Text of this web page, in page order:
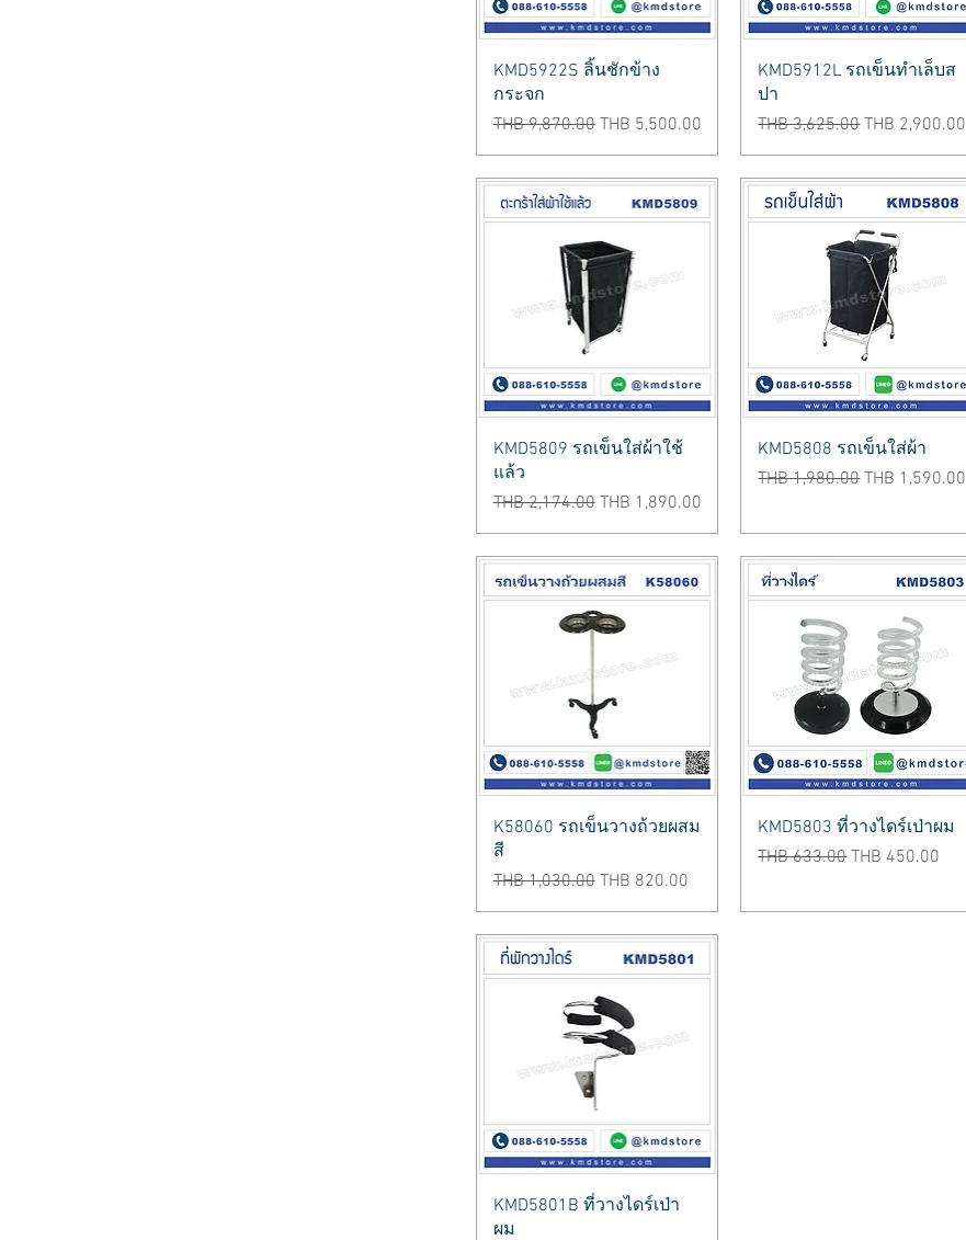
Quick View
KMD5922S ลิ้นชักข้าง
กระจก
Regular Price
THB 9,870.00 Sale Price
THB 5,500.00
Quick View
KMD5912L รถเข็นทำเล็บส
ปา
Regular Price
THB 3,625.00Sale Price
THB 2,900.00
Quick View
KMD5809 รถเข็นใส่ผ้าใช้
แล้ว
Regular Price
THB 2,174.00 Sale Price
THB 1,890.00
Quick View
KMD5808 รถเข็นใส่ผ้า
Regular Price
THB 1,980.00Sale Price
THB 1,590.00
Quick View
K58060 รถเข็นวางถ้วยผสม
สี
Regular Price
THB 1,030.00 Sale Price
THB 820.00
Quick View
KMD5803 ที่วางไดร์เป่าผม
Regular Price
THB 633.00Sale Price
THB 450.00
Quick View
KMD5801B ที่วางไดร์เป่า
ผม